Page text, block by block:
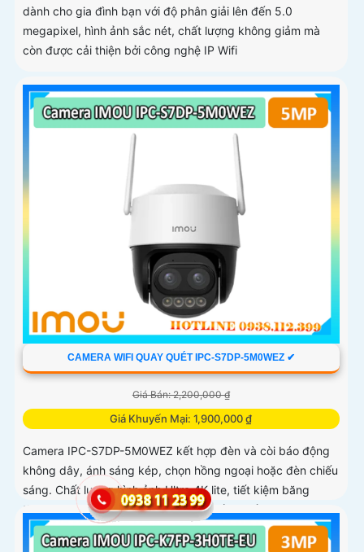
dành cho gia đình bạn với độ phân giải lên đến 5.0
megapixel, hình ảnh sắc nét, chất lượng không giảm mà
còn được cải thiện bởi công nghệ IP Wifi
CAMERA WIFI QUAY QUÉT IPC-S7DP-5M0WEZ ✔
Giá Bán: 2,200,000 ₫
Giá Khuyến Mại: 1,900,000 ₫
Camera IPC-S7DP-5M0WEZ kết hợp đèn và còi báo động
không dây, ánh sáng kép, chọn hồng ngoại hoặc đèn chiếu
sáng. Chất lượng hình ảnh Ultra 4K lite, tiết kiệm băng
thông và chi phí, giám sát ban đêm tốt với hồng ngoại 50m